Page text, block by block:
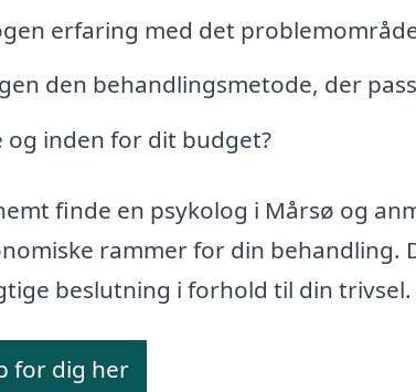
erfaring med det
den behandlingsmetode, der
og inden for dit budget?
finde en psykolog i Mårsø og
rammer for din behandling.
beslutning i forhold til din trivsel.
for dig her